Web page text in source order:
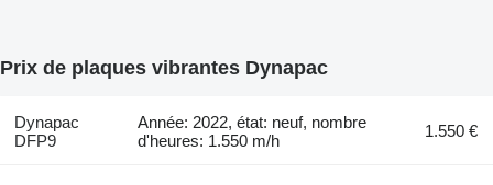
Prix de plaques vibrantes Dynapac
Dynapac
DFP9
Année: 2022, état: neuf, nombre
d'heures: 1.550 m/h
1.550 €